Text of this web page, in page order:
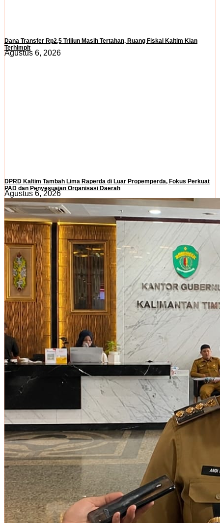
Dana Transfer Rp2,5 Triliun Masih Tertahan, Ruang Fiskal Kaltim Kian
Terhimpit
Agustus 6, 2026
DPRD Kaltim Tambah Lima Raperda di Luar Propemperda, Fokus Perkuat
PAD dan Penyesuaian Organisasi Daerah
Agustus 6, 2026